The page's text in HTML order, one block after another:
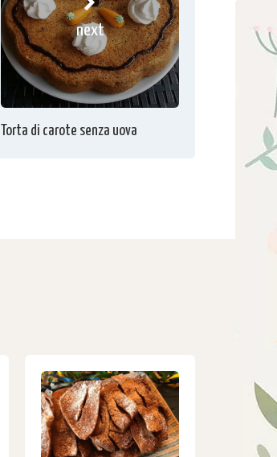
next
Torta di carote senza uova